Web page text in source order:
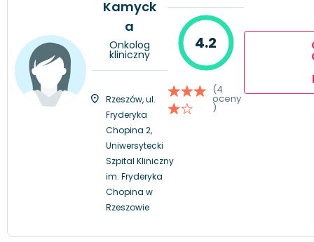
Kamyck
a
Onkolog
kliniczny
Rzeszów, ul.
Fryderyka
Chopina 2,
Uniwersytecki
Szpital Kliniczny
im. Fryderyka
Chopina w
Rzeszowie
4.2
(4
oceny
)